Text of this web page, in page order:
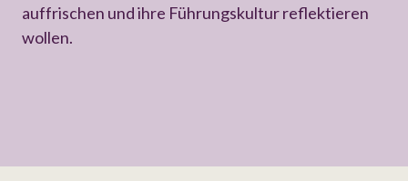
auffrischen und ihre Führungskultur reflektieren
wollen.